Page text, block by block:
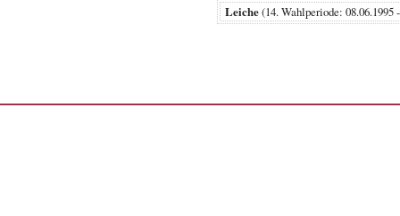
Leiche(14. Wahlperiode: